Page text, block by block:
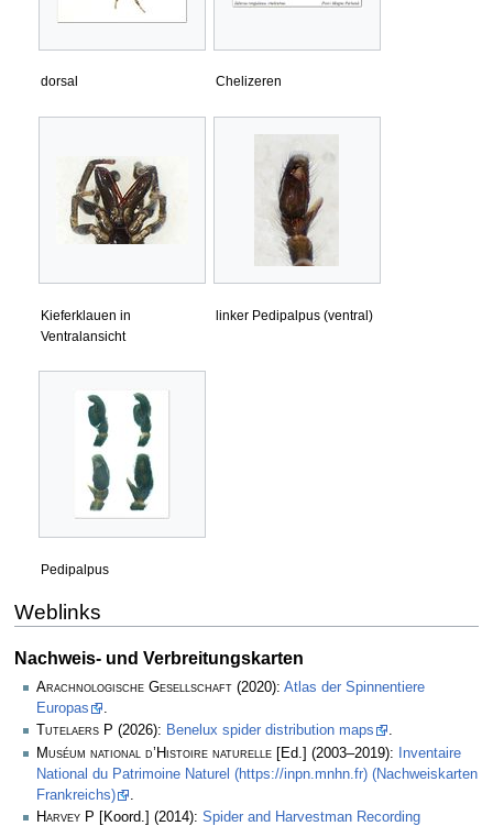
dorsal Chelizeren
Kieferklauen in
Ventralansicht
linker Pedipalpus (ventral)
Pedipalpus
Weblinks
Nachweis- und Verbreitungskarten
Arachnologische Gesellschaft (2020): Atlas der Spinnentiere
Europas
.
Tutelaers P (2026): Benelux spider distribution maps
.
Muséum national d’Histoire naturelle [Ed.] (2003–2019):
Inventaire
National du Patrimoine Naturel (https://inpn.mnhn.fr) (Nachweiskarten
Frankreichs)
Harvey P [Koord.] (2014): Spider and Harvestman Recording